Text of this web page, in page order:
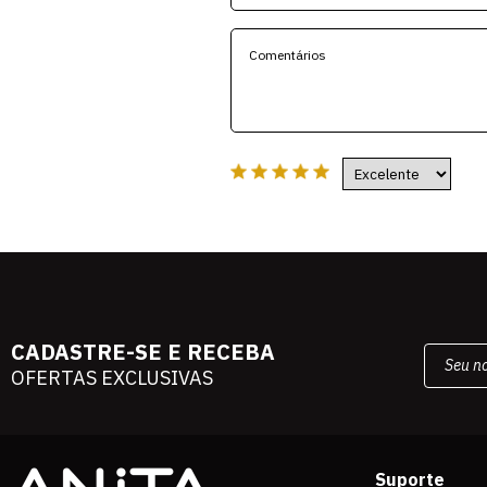
CADASTRE-SE E RECEBA
OFERTAS EXCLUSIVAS
Suporte